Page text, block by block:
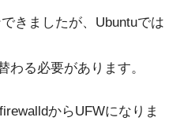
きましたが、Ubuntuでは
わる必要があります。
からUFWになりま